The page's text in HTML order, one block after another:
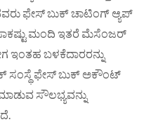
ಫೇಸ್ ಬುಕ್ ಚಾಟಿಂಗ್ ಆ್ಯಪ್
ಸಾಕಷ್ಟು ಮಂದಿ ಇತರೆ ಮೆಸೆಂಜರ್
ಇಂತಹ ಬಳಕೆದಾರರನ್ನು
ಸಂಸ್ಥೆ ಫೇಸ್ ಬುಕ್ ಅಕೌಂಟ್
ಸೌಲಭ್ಯವನ್ನು